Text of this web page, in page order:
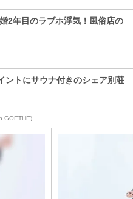
2年目のラブホ浮気！風俗店の
ントにサウナ付きのシェア別荘
GOETHE)